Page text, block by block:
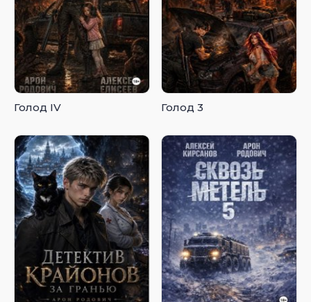
Голод IV Голод 3